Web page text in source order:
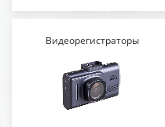
Видеорегистраторы